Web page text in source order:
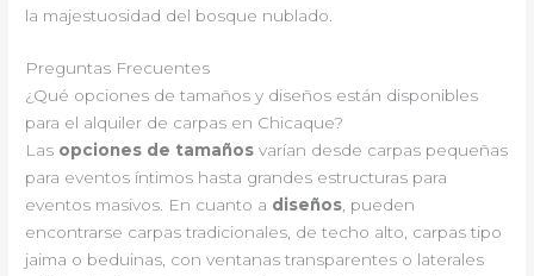
la majestuosidad del bosque nublado.
Preguntas Frecuentes
¿Qué opciones de tamaños y diseños están disponibles
para el alquiler de carpas en Chicaque?
Las opciones de tamaños varían desde carpas pequeñas
para eventos íntimos hasta grandes estructuras para
eventos masivos. En cuanto a diseños, pueden
encontrarse carpas tradicionales, de techo alto, carpas tipo
jaima o beduinas, con ventanas transparentes o laterales